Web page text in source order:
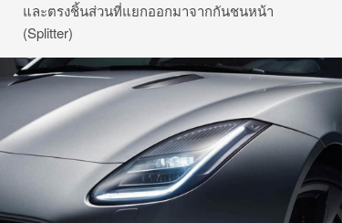
และตรงชิ้นส่วนที่แยกออกมาจากกันชนหน้า
(Splitter)